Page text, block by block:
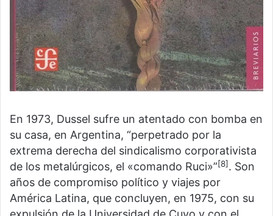
En 1973, Dussel sufre un atentado con bomba en
su casa, en Argentina, “perpetrado por la
extrema derecha del sindicalismo corporativista
de los metalúrgicos, el «comando Ruci»”[8]. Son
años de compromiso político y viajes por
América Latina, que concluyen, en 1975, con su